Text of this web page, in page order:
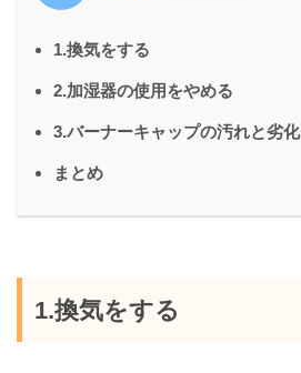
1.換気をする
2.加湿器の使用をやめる
3.バーナーキャップの汚れと劣化
まとめ
1.換気をする